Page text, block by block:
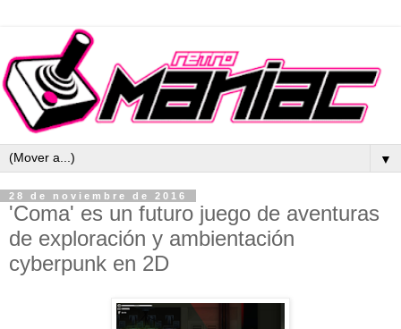
▼
28 de noviembre de 2016
'Coma' es un futuro juego de aventuras
de exploración y ambientación
cyberpunk en 2D